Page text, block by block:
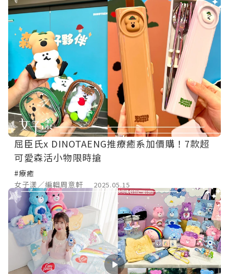
屈臣氏x DINOTAENG推療癒系加價購！7款超
可愛森活小物限時搶
#療癒
女子漾／編輯周意軒
2025.05.15